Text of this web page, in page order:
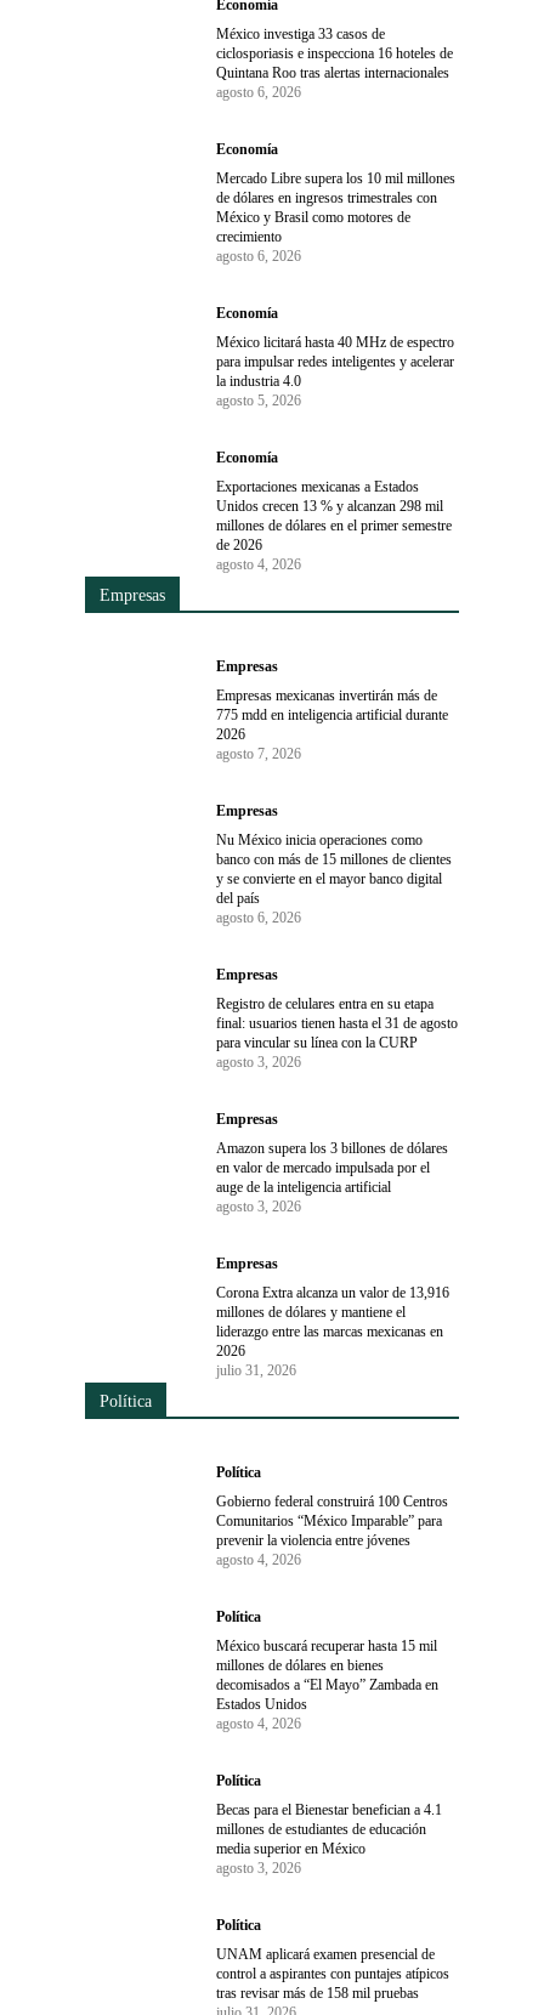
Economía
México investiga 33 casos de
ciclosporiasis e inspecciona 16 hoteles de
Quintana Roo tras alertas internacionales
agosto 6, 2026
Economía
Mercado Libre supera los 10 mil millones
de dólares en ingresos trimestrales con
México y Brasil como motores de
crecimiento
agosto 6, 2026
Economía
México licitará hasta 40 MHz de espectro
para impulsar redes inteligentes y acelerar
la industria 4.0
agosto 5, 2026
Economía
Exportaciones mexicanas a Estados
Unidos crecen 13 % y alcanzan 298 mil
millones de dólares en el primer semestre
de 2026
agosto 4, 2026
Empresas
Empresas
Empresas mexicanas invertirán más de
775 mdd en inteligencia artificial durante
2026
agosto 7, 2026
Empresas
Nu México inicia operaciones como
banco con más de 15 millones de clientes
y se convierte en el mayor banco digital
del país
agosto 6, 2026
Empresas
Registro de celulares entra en su etapa
final: usuarios tienen hasta el 31 de agosto
para vincular su línea con la CURP
agosto 3, 2026
Empresas
Amazon supera los 3 billones de dólares
en valor de mercado impulsada por el
auge de la inteligencia artificial
agosto 3, 2026
Empresas
Corona Extra alcanza un valor de 13,916
millones de dólares y mantiene el
liderazgo entre las marcas mexicanas en
2026
julio 31, 2026
Política
Política
Gobierno federal construirá 100 Centros
Comunitarios “México Imparable” para
prevenir la violencia entre jóvenes
agosto 4, 2026
Política
México buscará recuperar hasta 15 mil
millones de dólares en bienes
decomisados a “El Mayo” Zambada en
Estados Unidos
agosto 4, 2026
Política
Becas para el Bienestar benefician a 4.1
millones de estudiantes de educación
media superior en México
agosto 3, 2026
Política
UNAM aplicará examen presencial de
control a aspirantes con puntajes atípicos
tras revisar más de 158 mil pruebas